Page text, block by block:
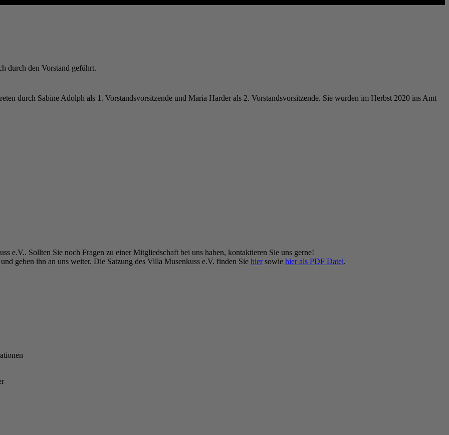
durch den Vorstand geführt.
durch Sabine Adolph als 1. Vorstandsvorsitzende und Maria Harder als 2. Vorstandsvorsitzende. Sie wurden im Herbst 2020 ins Amt
e.V.. Sollten Sie noch Fragen zu einer Mitgliedschaft bei uns haben, kontaktieren Sie uns gerne!
geben ihn an uns weiter. Die Satzung des Villa Musenkuss e.V. finden Sie hier sowie hier als PDF Datei.